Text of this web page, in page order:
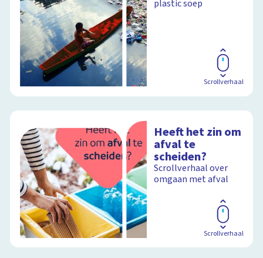
plastic soep
Scrollverhaal
Heeft het zin om
afval te
scheiden?
Scrollverhaal over
omgaan met afval
Scrollverhaal